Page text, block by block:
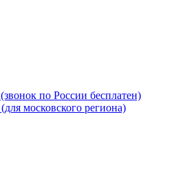
(звонок по России бесплатен)
(для московского региона)